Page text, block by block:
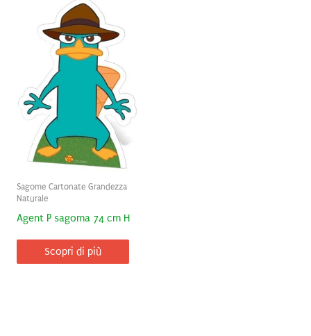
Sagome Cartonate Grandezza
Naturale
Agent P sagoma 74 cm H
Scopri di più